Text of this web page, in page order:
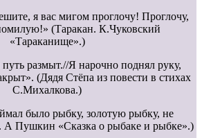
я вас мигом проглочу! Проглочу,
(Таракан. К.Чуковский
«Тараканище».)
размыт.//Я нарочно поднял руку,
(Дядя Стёпа из повести в стихах
С.Михалкова.)
было рыбку, золотую рыбку, не
Пушкин «Сказка о рыбаке и рыбке».)